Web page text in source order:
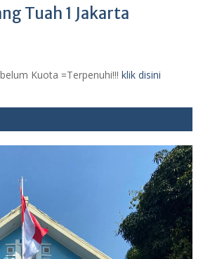
Tuah 1 Jakarta
Kuota =Terpenuhi!!! klik disini